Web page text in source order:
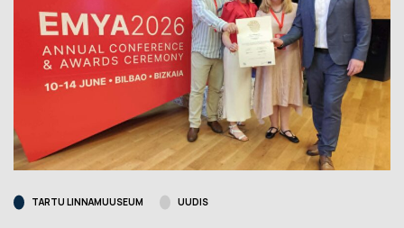
TARTU LINNAMUUSEUM UUDIS